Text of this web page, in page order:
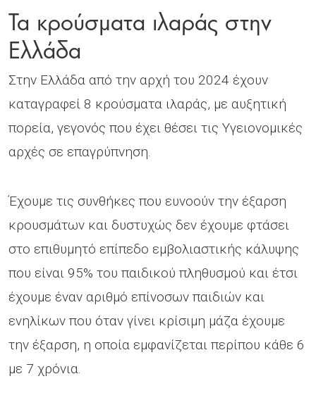
Τα κρούσματα ιλαράς στην
Ελλάδα
Στην Ελλάδα από την αρχή του 2024 έχουν
καταγραφεί 8 κρούσματα ιλαράς, με αυξητική
πορεία, γεγονός που έχει θέσει τις Υγειονομικές
αρχές σε επαγρύπνηση.
Έχουμε τις συνθήκες που ευνοούν την έξαρση
κρουσμάτων και δυστυχώς δεν έχουμε φτάσει
στο επιθυμητό επίπεδο εμβολιαστικής κάλυψης
που είναι 95% του παιδικού πληθυσμού και έτσι
έχουμε έναν αριθμό επίνοσων παιδιών και
ενηλίκων που όταν γίνει κρίσιμη μάζα έχουμε
την έξαρση, η οποία εμφανίζεται περίπου κάθε 6
με 7 χρόνια.